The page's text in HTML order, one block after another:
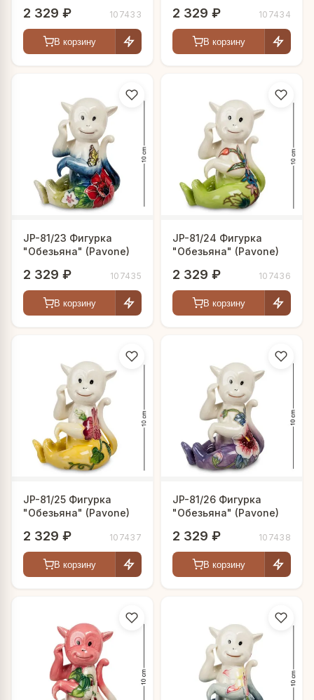
2 329 ₽ 107433
В корзину
2 329 ₽ 107434
В корзину
JP-81/23 Фигурка
"Обезьяна" (Pavone)
2 329 ₽ 107435
В корзину
JP-81/24 Фигурка
"Обезьяна" (Pavone)
2 329 ₽ 107436
В корзину
JP-81/25 Фигурка
"Обезьяна" (Pavone)
2 329 ₽ 107437
В корзину
JP-81/26 Фигурка
"Обезьяна" (Pavone)
2 329 ₽ 107438
В корзину